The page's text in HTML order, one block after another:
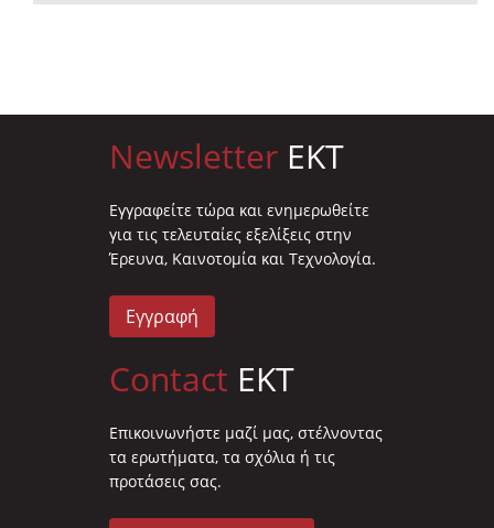
Newsletter EKT
Eγγραφείτε τώρα και ενημερωθείτε
για τις τελευταίες εξελίξεις στην
Έρευνα, Καινοτομία και Τεχνολογία.
Εγγραφή
Contact EKT
Επικοινωνήστε μαζί μας, στέλνοντας
τα ερωτήματα, τα σχόλια ή τις
προτάσεις σας.